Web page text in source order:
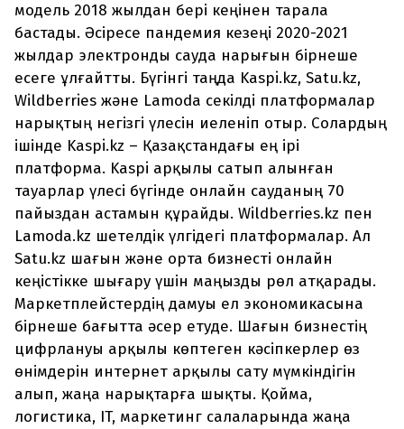
модель 2018 жылдан бері кеңінен тарала
бастады. Әсіресе пандемия кезеңі 2020-2021
жылдар электронды сауда нарығын бірнеше
есеге ұлғайтты. Бүгінгі таңда Kaspi.kz, Satu.kz,
Wildberries және Lamoda секілді платформалар
нарықтың негізгі үлесін иеленіп отыр. Солардың
ішінде Kaspi.kz – Қазақстандағы ең ірі
платформа. Kaspi арқылы сатып алынған
тауарлар үлесі бүгінде онлайн сауданың 70
пайыздан астамын құрайды. Wildberries.kz пен
Lamoda.kz шетелдік үлгідегі платформалар. Ал
Satu.kz шағын және орта бизнесті онлайн
кеңістікке шығару үшін маңызды рөл атқарады.
Маркетплейстердің дамуы ел экономикасына
бірнеше бағытта әсер етуде. Шағын бизнестің
цифрлануы арқылы көптеген кәсіпкерлер өз
өнімдерін интернет арқылы сату мүмкіндігін
алып, жаңа нарықтарға шықты. Қойма,
логистика, IT, маркетинг салаларында жаңа